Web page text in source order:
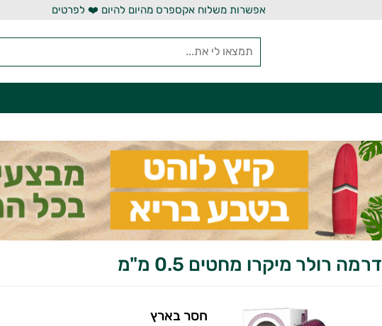
אפשרות משלוח אקספרס מהיום להיום ❤️ לפרטים
דרמה רולר מיקרו מחטים 0.5 מ"מ
חסר בארץ